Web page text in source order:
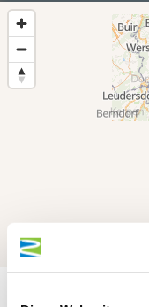
800 m